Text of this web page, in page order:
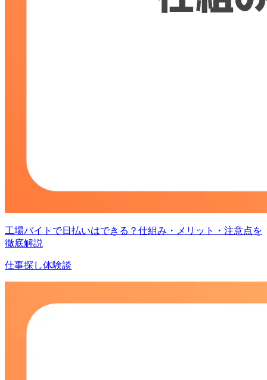
工場バイトで日払いはできる？仕組み・メリット・注意点を
徹底解説
仕事探し体験談